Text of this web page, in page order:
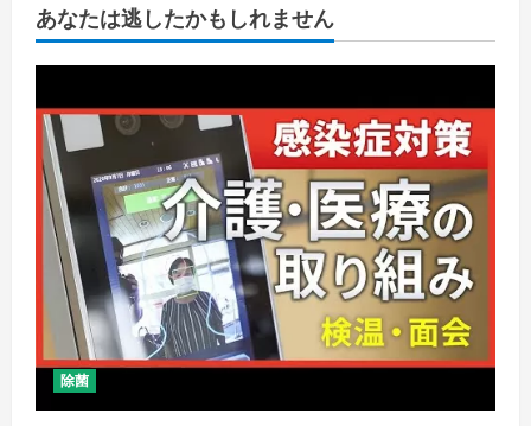
あなたは逃したかもしれません
除菌